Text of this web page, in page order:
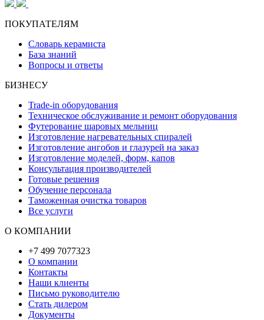
ПОКУПАТЕЛЯМ
Словарь керамиста
База знаний
Вопросы и ответы
БИЗНЕСУ
Trade-in оборудования
Техническое обслуживание и ремонт оборудования
Футерование шаровых мельниц
Изготовление нагревательных спиралей
Изготовление ангобов и глазурей на заказ
Изготовление моделей, форм, капов
Консультация производителей
Готовые решения
Обучение персонала
Таможенная очистка товаров
Все услуги
О КОМПАНИИ
+7 499 7077323
О компании
Контакты
Наши клиенты
Письмо руководителю
Стать дилером
Документы